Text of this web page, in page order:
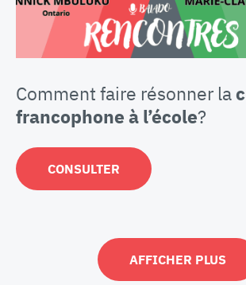
Comment faire résonner la
francophone à l’école?
CONSULTER
AFFICHER PLUS